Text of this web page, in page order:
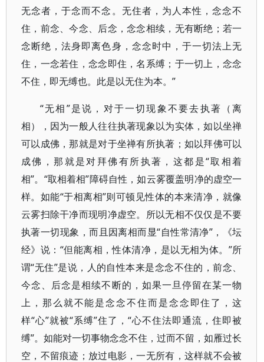
无念者，于念而不念。无住者，为人本性，念念不
住，前念、今念、后念，念念相续，无有断绝；若一
念断绝，法身即离色身，念念时中，于一切法上无
住，一念若住，念念即住，名系缚；于一切上，念念
不住，即无缚也。此是以无住为本。”
“无相”是说，对于一切现象不要去执著（离
相），因为一般人往往执著现象以为实体，如以坐禅
可以成佛，那就是对于坐禅有所执著；如以拜佛可以
成佛，那就是对拜佛有所执著，这都是“取相着
相”。“取相着相”障碍自性，如云雾覆盖明净的虚空一
样。如能“于相离相”则可顿见性体的本来清净，就像
云雾扫除干净而现明净虚空。所以无相不仅仅是不要
执著一切现象，而且因离相而显“自性常清净”，《坛
经》说：“但能离相，性体清净，是以无相为体。”所
谓“无住”是说，人的自性本来是念念不住的，前念、
今念、后念是相续不断的，如果一旦停留在某一物
上，那么就不能是念念不住而是念念即住了，这
样“心”就被“系缚”住了，“心不住法即通流，住即被
缚”。如能对一切事物念念不住，过而不留，如雁过长
空，不留痕迹；放过电影，一无所有，这样就不会被